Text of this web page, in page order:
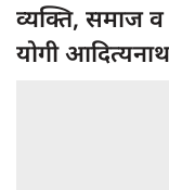
व्यक्ति, समाज व
योगी आदित्यनाथ